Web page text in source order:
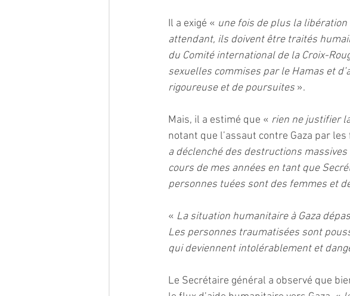
Il a exigé « une fois de plus la
attendant, ils doivent être traités
du Comité international de la Croix-
sexuelles commises par le Hamas et
rigoureuse et de poursuites ».
Mais, il a estimé que « rien ne justifier
notant que l’assaut contre Gaza par
a déclenché des destructions
cours de mes années en tant que
personnes tuées sont des femmes et
« La situation humanitaire à Gaza
Les personnes traumatisées sont
qui deviennent intolérablement et
Le Secrétaire général a observé que